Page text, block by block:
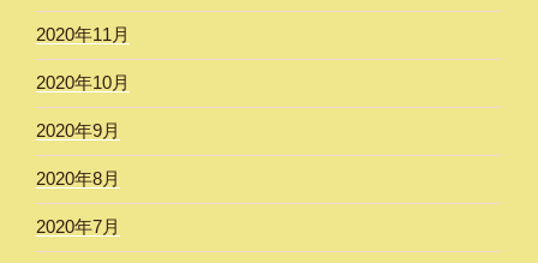
2020年11月
2020年10月
2020年9月
2020年8月
2020年7月